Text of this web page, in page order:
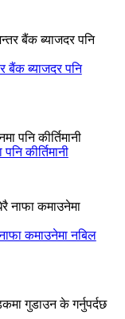
बैंक ब्याजदर पनि
कीर्तिमानी
कमाउनेमा नबिल